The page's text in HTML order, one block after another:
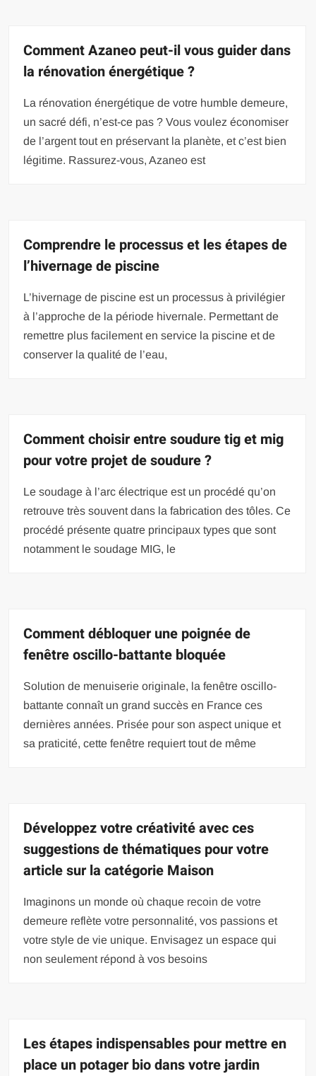
Comment Azaneo peut-il vous guider dans
la rénovation énergétique ?
La rénovation énergétique de votre humble demeure,
un sacré défi, n’est-ce pas ? Vous voulez économiser
de l’argent tout en préservant la planète, et c’est bien
légitime. Rassurez-vous, Azaneo est
Comprendre le processus et les étapes de
l’hivernage de piscine
L’hivernage de piscine est un processus à privilégier
à l’approche de la période hivernale. Permettant de
remettre plus facilement en service la piscine et de
conserver la qualité de l’eau,
Comment choisir entre soudure tig et mig
pour votre projet de soudure ?
Le soudage à l’arc électrique est un procédé qu’on
retrouve très souvent dans la fabrication des tôles. Ce
procédé présente quatre principaux types que sont
notamment le soudage MIG, le
Comment débloquer une poignée de
fenêtre oscillo-battante bloquée
Solution de menuiserie originale, la fenêtre oscillo-
battante connaît un grand succès en France ces
dernières années. Prisée pour son aspect unique et
sa praticité, cette fenêtre requiert tout de même
Développez votre créativité avec ces
suggestions de thématiques pour votre
article sur la catégorie Maison
Imaginons un monde où chaque recoin de votre
demeure reflète votre personnalité, vos passions et
votre style de vie unique. Envisagez un espace qui
non seulement répond à vos besoins
Les étapes indispensables pour mettre en
place un potager bio dans votre jardin